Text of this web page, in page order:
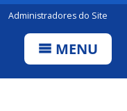
Administradores do Site
MENU